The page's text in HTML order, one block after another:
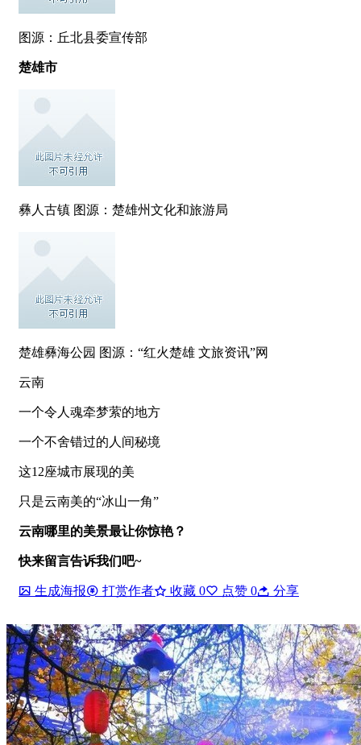
图源：丘北县委宣传部
楚雄市
彝人古镇 图源：楚雄州文化和旅游局
楚雄彝海公园 图源：“红火楚雄 文旅资讯”网
云南
一个令人魂牵梦萦的地方
一个不舍错过的人间秘境
这12座城市展现的美
只是云南美的“冰山一角”
云南哪里的美景最让你惊艳？
快来留言告诉我们吧~
生成海报 打赏作者 收藏 0 点赞 0 分享